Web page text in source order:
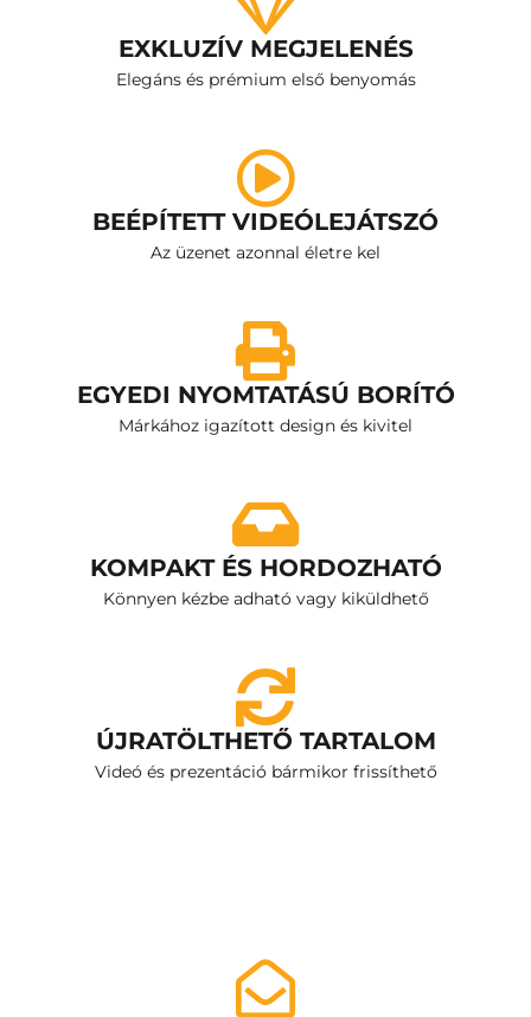
EXKLUZÍV MEGJELENÉS
Elegáns és prémium első benyomás
BEÉPÍTETT VIDEÓLEJÁTSZÓ
Az üzenet azonnal életre kel
EGYEDI NYOMTATÁSÚ BORÍTÓ
Márkához igazított design és kivitel
KOMPAKT ÉS HORDOZHATÓ
Könnyen kézbe adható vagy kiküldhető
ÚJRATÖLTHETŐ TARTALOM
Videó és prezentáció bármikor frissíthető